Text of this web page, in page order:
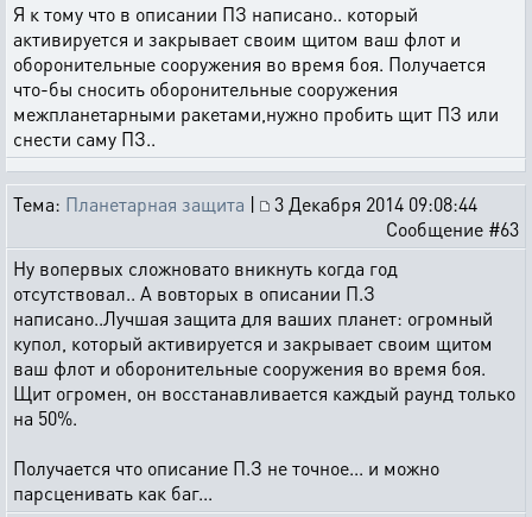
Я к тому что в описании ПЗ написано.. который
активируется и закрывает своим щитом ваш флот и
оборонительные сооружения во время боя. Получается
что-бы сносить оборонительные сооружения
межпланетарными ракетами,нужно пробить щит ПЗ или
снести саму ПЗ..
Тема: Планетарная защита |
3 Декабря 2014 09:08:44
Сообщение #63
Ну вопервых сложновато вникнуть когда год
отсутствовал.. А вовторых в описании П.З
написано..Лучшая защита для ваших планет: огромный
купол, который активируется и закрывает своим щитом
ваш флот и оборонительные сооружения во время боя.
Щит огромен, он восстанавливается каждый раунд только
на 50%.
Получается что описание П.З не точное... и можно
парсценивать как баг...